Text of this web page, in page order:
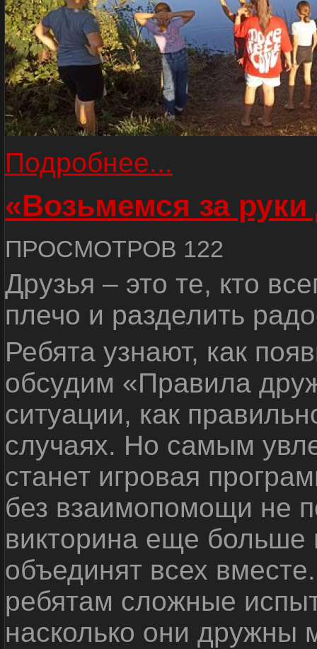
Подробнее...
«Возьмемся за руки
ПРОСМОТРОВ 122
Друзья – это те, кто
плечо и разделить
Ребята узнают, как
обсудим «Правила
ситуации, как
случаях. Но самым
станет игровая
без взаимопомощи не
викторина еще
объединят всех
ребятам сложные
насколько они дружны